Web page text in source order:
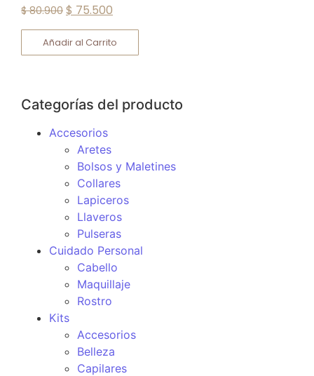
$80.900 $ 75.500
Añadir al Carrito
Categorías del producto
Accesorios
Aretes
Bolsos y Maletines
Collares
Lapiceros
Llaveros
Pulseras
Cuidado Personal
Cabello
Maquillaje
Rostro
Kits
Accesorios
Belleza
Capilares